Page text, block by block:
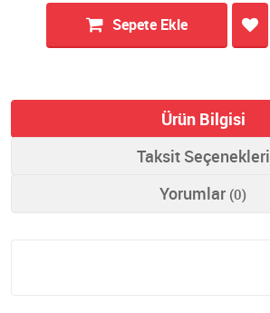
Sepete Ekle
Ürün Bilgisi
Taksit Seçenekleri
Yorumlar (0)